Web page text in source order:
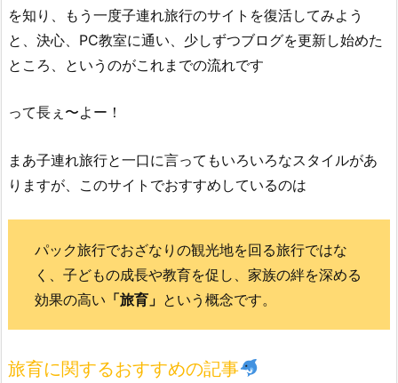
を知り、もう一度子連れ旅行のサイトを復活してみよう
と、決心、PC教室に通い、少しずつブログを更新し始めた
ところ、というのがこれまでの流れです
って長ぇ〜よー！
まあ子連れ旅行と一口に言ってもいろいろなスタイルがあ
りますが、このサイトでおすすめしているのは
パック旅行でおざなりの観光地を回る旅行ではな
く、子どもの成長や教育を促し、家族の絆を深める
効果の高い 「旅育」 という概念です。
旅育に関するおすすめの記事